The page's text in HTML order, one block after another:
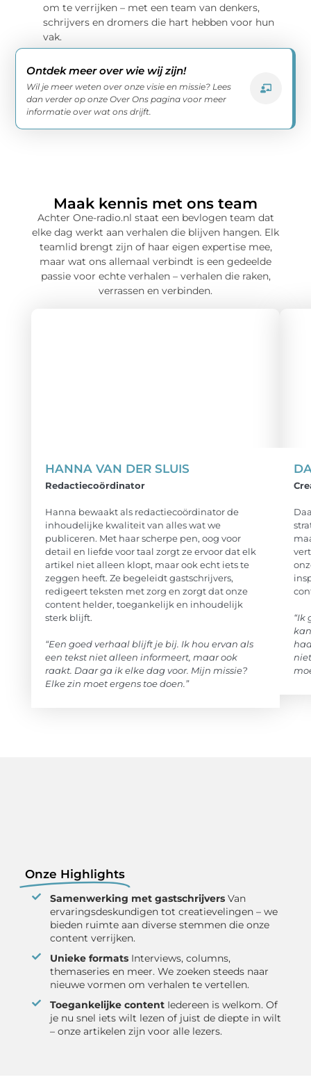
om te verrijken – met een team van denkers,
schrijvers en dromers die hart hebben voor hun
vak.
Ontdek meer over wie wij zijn!
Wil je meer weten over onze visie en missie? Lees
dan verder op onze Over Ons pagina voor meer
informatie over wat ons drijft.
Maak kennis met ons team
Achter One-radio.nl staat een bevlogen team dat
elke dag werkt aan verhalen die blijven hangen. Elk
teamlid brengt zijn of haar eigen expertise mee,
maar wat ons allemaal verbindt is een gedeelde
passie voor echte verhalen – verhalen die raken,
verrassen en verbinden.
HANNA VAN DER SLUIS
Redactiecoördinator
Hanna bewaakt als redactiecoördinator de
inhoudelijke kwaliteit van alles wat we
publiceren. Met haar scherpe pen, oog voor
detail en liefde voor taal zorgt ze ervoor dat elk
artikel niet alleen klopt, maar ook echt iets te
zeggen heeft. Ze begeleidt gastschrijvers,
redigeert teksten met zorg en zorgt dat onze
content helder, toegankelijk en inhoudelijk
sterk blijft.
“Een goed verhaal blijft je bij. Ik hou ervan als
een tekst niet alleen informeert, maar ook
raakt. Daar ga ik elke dag voor. Mijn missie?
Elke zin moet ergens toe doen.”
“Ik
Onze Highlights
Samenwerking met gastschrijversVan
ervaringsdeskundigen tot creatievelingen – we
bieden ruimte aan diverse stemmen die onze
content verrijken.
Unieke formats Interviews, columns,
themaseries en meer. We zoeken steeds naar
nieuwe vormen om verhalen te vertellen.
Toegankelijke content Iedereen is welkom. Of
je nu snel iets wilt lezen of juist de diepte in wilt
– onze artikelen zijn voor alle lezers.